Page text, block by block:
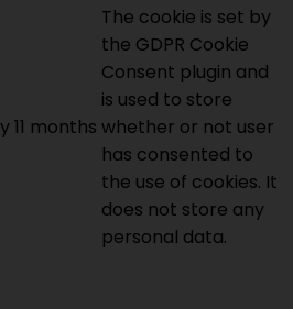
11 months
The cookie is set by
the GDPR Cookie
Consent plugin and
is used to store
whether or not user
has consented to
the use of cookies. It
does not store any
personal data.